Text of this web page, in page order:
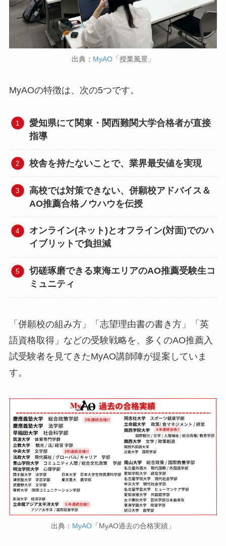
出典： MyAO「授業風景」
MyAOの特徴は、次の5つです。
愛知県にて関東・関西難関大学合格者が直接
指導
校舎を持たないことで、業界最安値を実現
高校では対策できない、併願校アドバイス＆
AO推薦合格ノウハウを伝授
オンライン(ネット)とオフライン(対面)でのハ
イブリットで負担減
切磋琢磨できる東海エリアのAO推薦受験生コ
ミュニティ
「併願校の組み方」「志望理由書の書き方」「英
語資格取得」などの受験戦略を、多くのAO推薦入
試受験者を見てきたMyAO講師陣が提案していま
す。
出典： MyAO 「MyAO過去の合格実績」